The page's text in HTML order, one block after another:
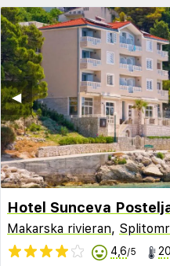
◀︎
Hotel Sunceva
Makarska rivieran,
4,6/5